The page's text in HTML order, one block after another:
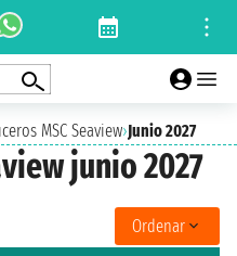
MSC Seaview›Junio 2027
junio 2027
Ordenar